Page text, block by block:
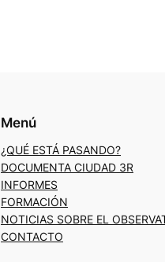
Menú
¿QUÉ ESTÁ PASANDO?
DOCUMENTA CIUDAD 3R
INFORMES
FORMACIÓN
NOTICIAS SOBRE EL
CONTACTO